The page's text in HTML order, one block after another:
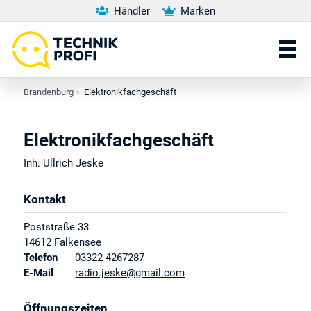
Händler Marken
Brandenburg › Elektronikfachgeschäft
Elektronikfachgeschäft
Inh. Ullrich Jeske
Kontakt
Poststraße 33
14612 Falkensee
Telefon
03322 4267287
E-Mail
radio.jeske@gmail.com
Öffnungszeiten